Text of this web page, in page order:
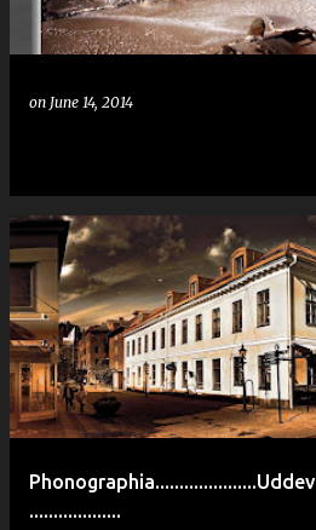
on June 14, 2014
...................